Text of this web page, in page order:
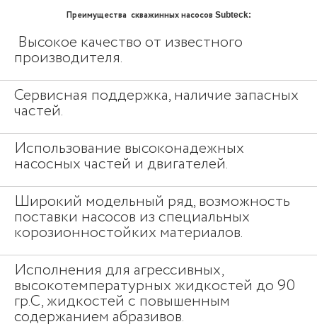
Преимущества скважинных насосов Subteck:
Высокое качество от известного
производителя.
Сервисная поддержка, наличие запасных
частей.
Использование высоконадежных
насосных частей и двигателей.
Широкий модельный ряд, возможность
поставки насосов из специальных
корозионностойких материалов.
Исполнения для агрессивных,
высокотемпературных жидкостей до 90
гр.С, жидкостей с повышенным
содержанием абразивов.